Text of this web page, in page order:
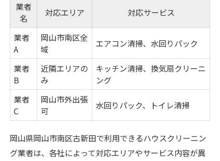
業者
名
対応エリア 対応サービス
業者
A
岡山市南区全
域
エアコン清掃、水回りパック
業者
B
近隣エリアの
み
キッチン清掃、換気扇クリーニ
ング
業者
C
岡山市外出張
可
水回りパック、トイレ清掃
岡山県岡山市南区古新田で利用できるハウスクリーニン
グ業者は、各社によって対応エリアやサービス内容が異